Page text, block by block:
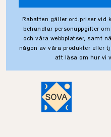
Rabatten gäller ord.priser vid
behandlar personuppgifter
och våra webbplatser, samt
någon av våra produkter eller
att läsa om hur vi